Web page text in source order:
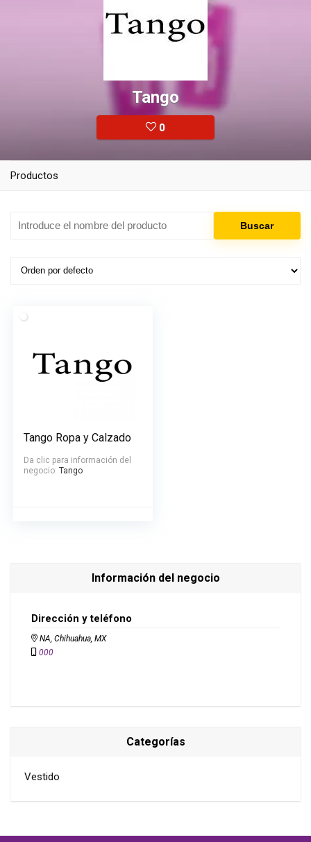
Tango
0
Productos
Tango Ropa y Calzado
Da clic para información del
negocio: Tango
Información del negocio
Dirección y teléfono
NA, Chihuahua, MX
000
Categorías
Vestido